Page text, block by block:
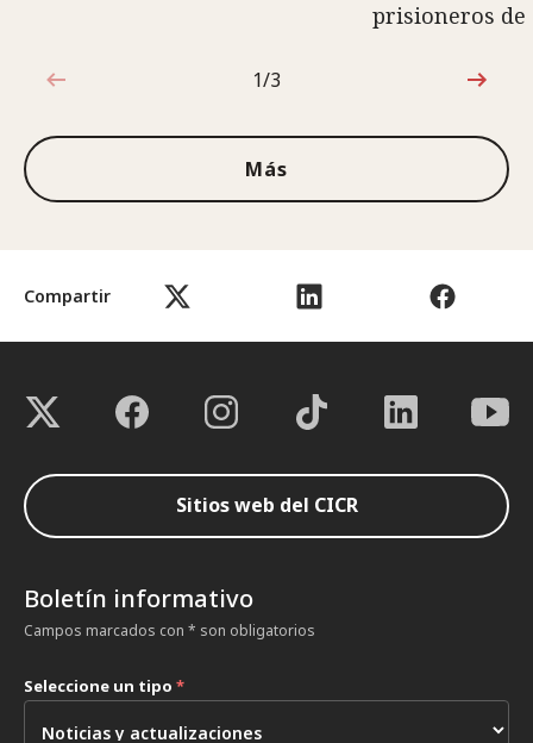
Compartir
prisioneros
1de3
1/3
Más
Sitios web del CICR
Boletín informativo
Campos marcados con * son obligatorios
Seleccione un tipo *